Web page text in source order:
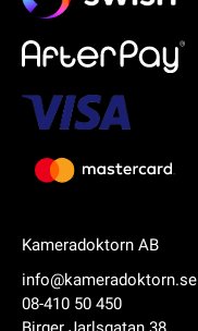
Kameradoktorn AB
info@kameradoktorn.se
08-410 50 450